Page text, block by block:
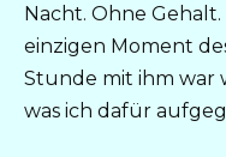
Nacht. Ohne
einzigen Moment
Stunde mit ihm war
was ich dafür